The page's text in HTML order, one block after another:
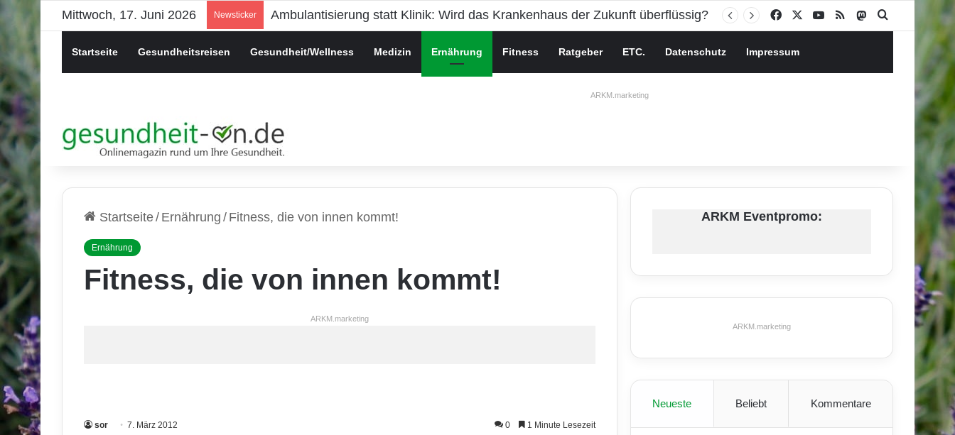
Mittwoch, 17. Juni 2026 Newsticker Psychische Gesundheit bei Jugendlichen Facebook YouTube
RSS MastodonSuchen nach
Startseite Gesundheitsreisen Gesundheit/Wellness Medizin Ernährung Fitness Ratgeber ETC. Datenschutz Impressum
ARKM.marketing
Startseite/ Ernährung / Fitness, die von innen kommt!
Ernährung
Fitness, die von innen kommt!
ARKM.marketing
sor 7. März 2012 0 1 Minute Lesezeit
ARKM Eventpromo:
ARKM.marketing
Neueste Beliebt Kommentare